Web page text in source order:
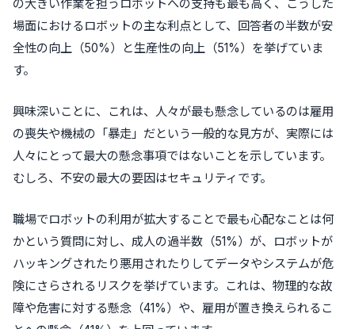
の大きい作業を担うロボットへの支持も最も高く、こうした
場面におけるロボットの主な利点として、回答者の半数が安
全性の向上（50%）と生産性の向上（51%）を挙げていま
す。
興味深いことに、これは、人々が最も懸念しているのは雇用
の喪失や機械の「暴走」だという一般的な見方が、実際には
人々にとって最大の懸念事項ではないことを示しています。
むしろ、不安の最大の要因はセキュリティです。
職場でロボットの利用が拡大することで最も心配なことは何
かという質問に対し、成人の過半数（51%）が、ロボットが
ハッキングされたり悪用されたりしてデータやシステムが危
険にさらされるリスクを挙げています。これは、物理的な故
障や危害に対する懸念（41%）や、雇用が置き換えられるこ